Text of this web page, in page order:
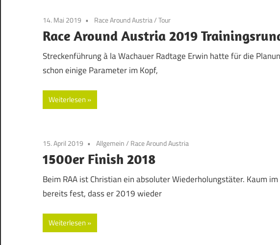
14. Mai 2019 Race Around Austria/Tour
Race Around Austria 2019
Streckenführung à la Wachauer Radtage Erwin hatte für die
schon einige Parameter im Kopf,
Weiterlesen
15. April 2019 Allgemein/ Race Around Austria
1500er Finish 2018
Beim RAA ist Christian ein absoluter Wiederholungstäter. Kaum
bereits fest, dass er 2019 wieder
Weiterlesen